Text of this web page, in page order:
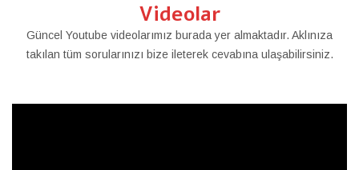
Videolar
Güncel Youtube videolarımız burada yer almaktadır. Aklınıza
takılan tüm sorularınızı bize ileterek cevabına ulaşabilirsiniz.